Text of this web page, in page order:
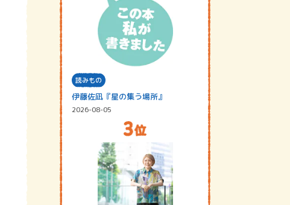
読みもの
伊藤佐凪『星の集う場所』
2026-08-05